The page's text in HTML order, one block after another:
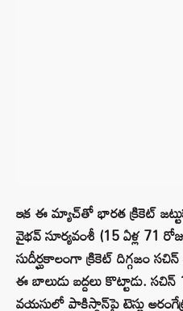
ఇక ఈ మ్యాచ్‌తో భారత క్రికెట్‌
వైభవ్‌ సూర్యవంశీ (15 ఏళ్ల 71
సుదీర్ఘకాలంగా క్రికెట్‌ దిగ్గజం
ఈ బాలుడు బద్దలు కొట్టాడు.
వయసులో పాకిస్థాన్‌పై టెస్టు